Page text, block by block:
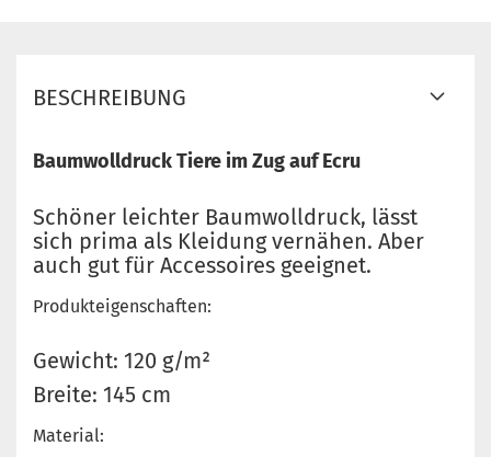
BESCHREIBUNG
Baumwolldruck Tiere im Zug auf Ecru
Schöner leichter Baumwolldruck, lässt
sich prima als Kleidung vernähen. Aber
auch gut für Accessoires geeignet.
Produkteigenschaften:
Gewicht: 120 g/m²
Breite: 145 cm
Material: